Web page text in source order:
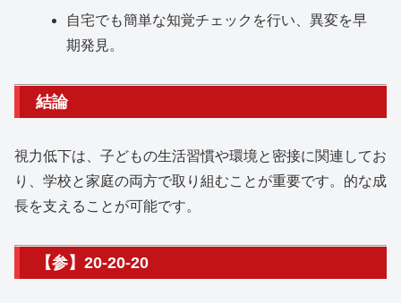
自宅でも簡単な知覚チェックを行い、異変を早
期発見。
結論
視力低下は、子どもの生活習慣や環境と密接に関連してお
り、学校と家庭の両方で取り組むことが重要です。的な成
長を支えることが可能です。
【参】20-20-20